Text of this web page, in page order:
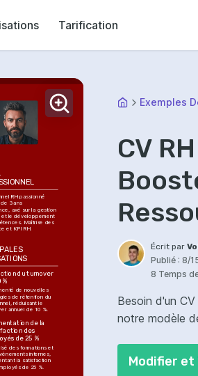
Tarification
RH passionné
3 ans
axé sur la gestion
et le développement
Maîtrise des
et KPI RH.
du turnover
%
de nouvelles
de rétention du
réduisant le
annuel de 10 %.
de la
des
de 25 %
des formations et
internes,
la satisfaction
de 25 %.
Exemples
CV
Écrit par
Publié : 8/
8 Temps
Besoin d'un
notre modèle
Modifier et